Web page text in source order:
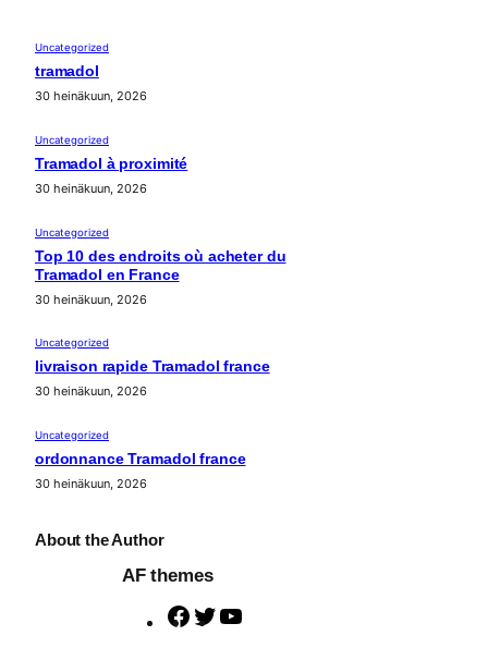
Uncategorized
tramadol
30 heinäkuun, 2026
Uncategorized
Tramadol à proximité
30 heinäkuun, 2026
Uncategorized
Top 10 des endroits où acheter du
Tramadol en France
30 heinäkuun, 2026
Uncategorized
livraison rapide Tramadol france
30 heinäkuun, 2026
Uncategorized
ordonnance Tramadol france
30 heinäkuun, 2026
About the Author
AF themes
F
T